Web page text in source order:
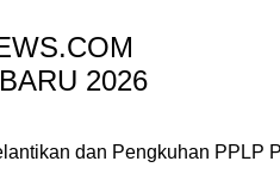
2026
dan Pengkuhan PPLP